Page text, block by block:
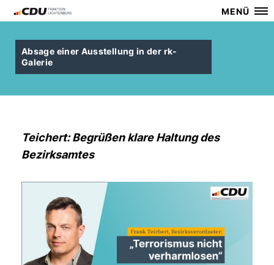
MENÜ
Absage einer Ausstellung in der rk-
Galerie
Teichert: Begrüßen klare Haltung des
Bezirksamtes